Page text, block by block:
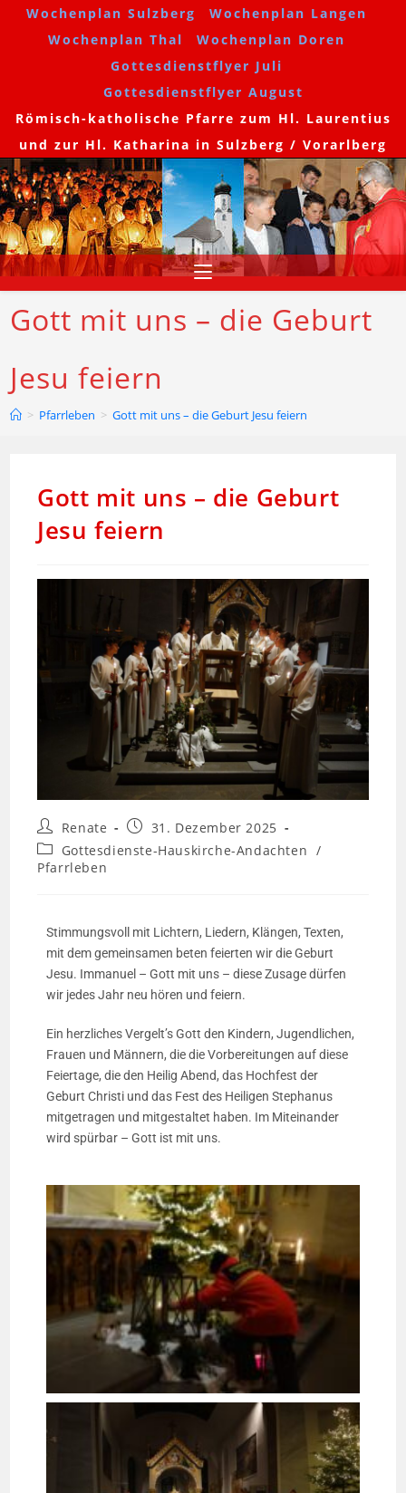
Wochenplan Sulzberg
Wochenplan Langen
Wochenplan Thal
Wochenplan Doren
Gottesdienstflyer Juli
Gottesdienstflyer August
Römisch-katholische Pfarre zum Hl. Laurentius
und zur Hl. Katharina in Sulzberg / Vorarlberg
Gott mit uns – die Geburt
Jesu feiern
> Pfarrleben > Gott mit uns – die Geburt Jesu feiern
Gott mit uns – die Geburt
Jesu feiern
Renate
31. Dezember 2025
Gottesdienste-Hauskirche-Andachten /
Pfarrleben
Stimmungsvoll mit Lichtern, Liedern, Klängen, Texten,
mit dem gemeinsamen beten feierten wir die Geburt
Jesu. Immanuel – Gott mit uns – diese Zusage dürfen
wir jedes Jahr neu hören und feiern.
Ein herzliches Vergelt’s Gott den Kindern, Jugendlichen,
Frauen und Männern, die die Vorbereitungen auf diese
Feiertage, die den Heilig Abend, das Hochfest der
Geburt Christi und das Fest des Heiligen Stephanus
mitgetragen und mitgestaltet haben. Im Miteinander
wird spürbar – Gott ist mit uns.